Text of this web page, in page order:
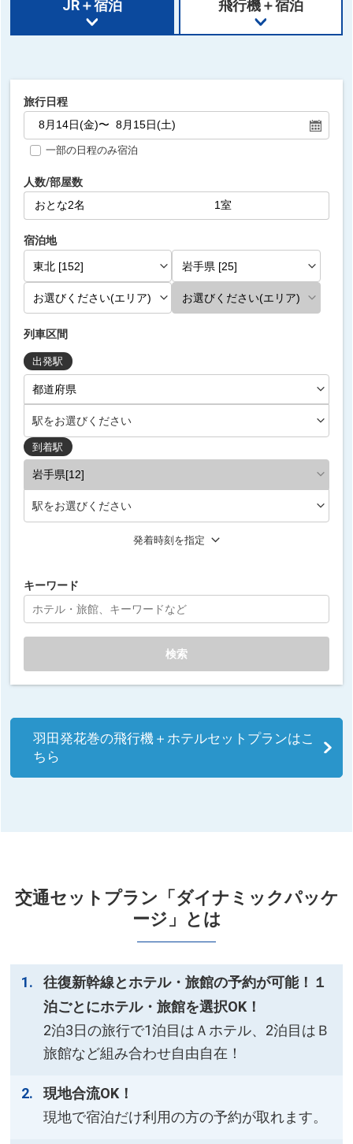
JR＋宿泊 飛行機＋宿泊
旅行日程
一部の日程のみ宿泊
人数/部屋数
宿泊地
列車区間
出発駅
駅をお選びください
到着駅
駅をお選びください
発着時刻を指定
キーワード
検索
羽田発花巻の飛行機＋ホテルセットプランはこ
ちら
交通セットプラン「ダイナミックパッケ
ージ」とは
往復新幹線とホテル・旅館の予約が可能！１
泊ごとにホテル・旅館を選択OK！
2泊3日の旅行で1泊目はＡホテル、2泊目はＢ
旅館など組み合わせ自由自在！
現地合流OK！
現地で宿泊だけ利用の方の予約が取れます。